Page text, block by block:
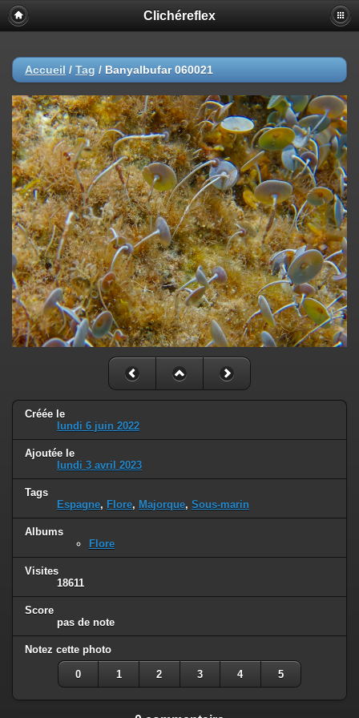
Clichéreflex
Accueil / Tag / Banyalbufar 060021
Créée le
lundi 6 juin 2022
Ajoutée le
lundi 3 avril 2023
Tags
Espagne, Flore, Majorque, Sous-marin
Albums
Flore
Visites
18611
Score
pas de note
Notez cette photo
0 1 2 3 4 5